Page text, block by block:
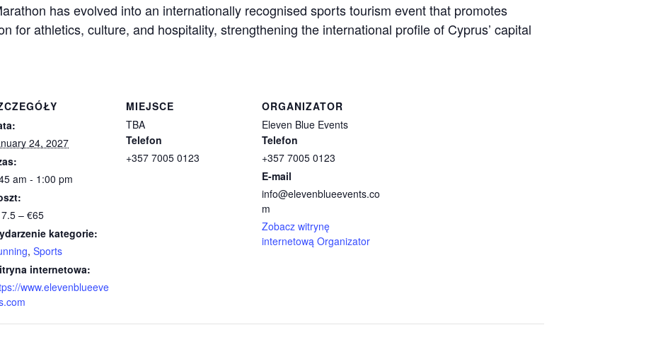
has evolved into an internationally recognised sports tourism event that promotes
for athletics, culture, and hospitality, strengthening the international profile of Cyprus’ capital
24, 2027
am - 1:00 pm
– €65
kategorie:
, Sports
internetowa:
www.elevenblueeve
MIEJSCE
TBA
Telefon
+357 7005 0123
ORGANIZATOR
Eleven Blue Events
Telefon
+357 7005 0123
E-mail
info@elevenblueevents.co
m
Zobacz witrynę
internetową Organizator